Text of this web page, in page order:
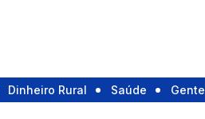
Dinheiro Rural Saúde Gente